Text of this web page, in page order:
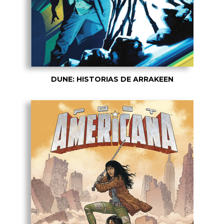
DUNE: HISTORIAS DE ARRAKEEN